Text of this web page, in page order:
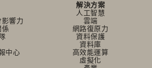
響力
係
中心
解決方案
人工智慧
雲端
網路復原力
資料保護
資料庫
高效能運算
虛擬化